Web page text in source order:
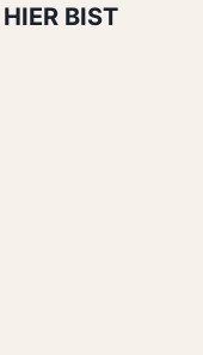
BIST